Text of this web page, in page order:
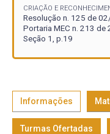
CRIAÇÃO E
Resolução n. 125 de
Portaria MEC n. 213
Seção 1, p.19
Informações
Turmas Ofertadas